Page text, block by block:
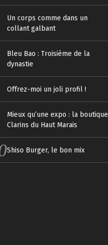
Un corps comme dans un
collant galbant
Bleu Bao : Troisième de la
dynastie
Offrez-moi un joli profil !
Mieux qu’une expo : la boutique
Clarins du Haut Marais
Shiso Burger, le bon mix